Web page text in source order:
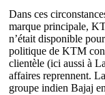
Dans ces
marque principale,
n’était disponible
politique de KTM
clientèle (ici aussi à
affaires reprennent.
groupe indien Bajaj